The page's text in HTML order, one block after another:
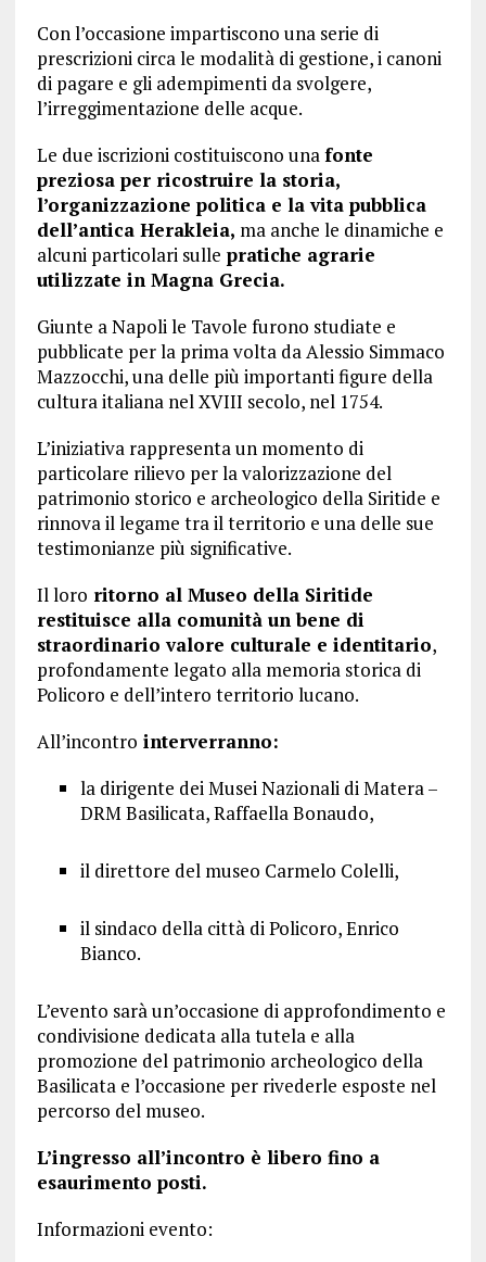
Con l’occasione impartiscono una serie di
prescrizioni circa le modalità di gestione, i canoni
di pagare e gli adempimenti da svolgere,
l’irreggimentazione delle acque.
Le due iscrizioni costituiscono unafonte
preziosa per ricostruire la storia,
l’organizzazione politica e la vita pubblica
dell’antica Herakleia, ma anche le dinamiche e
alcuni particolari sulle pratiche agrarie
utilizzate in Magna Grecia.
Giunte a Napoli le Tavole furono studiate e
pubblicate per la prima volta da Alessio Simmaco
Mazzocchi, una delle più importanti figure della
cultura italiana nel XVIII secolo, nel 1754.
L’iniziativa rappresenta un momento di
particolare rilievo per la valorizzazione del
patrimonio storico e archeologico della Siritide e
rinnova il legame tra il territorio e una delle sue
testimonianze più significative.
Il loro ritorno al Museo della Siritide
restituisce alla comunità un bene di
straordinario valore culturale e identitario,
profondamente legato alla memoria storica di
Policoro e dell’intero territorio lucano.
All’incontro interverranno:
la dirigente dei Musei Nazionali di Matera –
DRM Basilicata, Raffaella Bonaudo,
il direttore del museo Carmelo Colelli,
il sindaco della città di Policoro, Enrico
Bianco.
L’evento sarà un’occasione di approfondimento e
condivisione dedicata alla tutela e alla
promozione del patrimonio archeologico della
Basilicata e l’occasione per rivederle esposte nel
percorso del museo.
L’ingresso all’incontro è libero fino a
esaurimento posti.
Informazioni evento: